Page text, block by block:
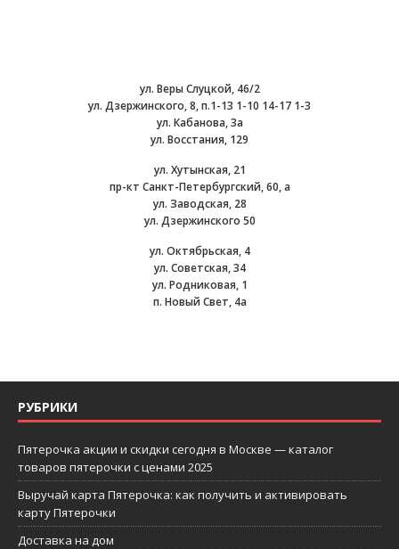
ул. Веры Слуцкой, 46/2
ул. Дзержинского, 8, п.1-13 1-10 14-17 1-3
ул. Кабанова, 3а
ул. Восстания, 129
ул. Хутынская, 21
пр-кт Санкт-Петербургский, 60, а
ул. Заводская, 28
ул. Дзержинского 50
ул. Октябрьская, 4
ул. Советская, 34
ул. Родниковая, 1
п. Новый Свет, 4а
РУБРИКИ
Пятерочка акции и скидки сегодня в Москве — каталог
товаров пятерочки с ценами 2025
Выручай карта Пятерочка: как получить и активировать
карту Пятерочки
Доставка на дом